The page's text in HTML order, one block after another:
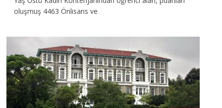
oluşmuş 4463 Önlisans ve